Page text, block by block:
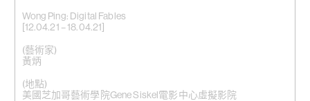
Wong Ping: Digital Fables
[12.04.21 – 18.04.21]
(藝術家)
黃炳
(地點)
美國芝加哥藝術學院Gene Siskel電影中心虛擬影院